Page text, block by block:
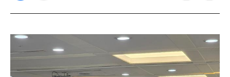
c
b
o
o
i
t
r
o
o
t
o
i
n